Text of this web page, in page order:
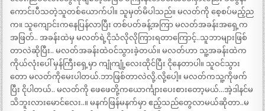
ကောင်းပီသတဲ့သူတစ်ယောက်ပါ။ သူမှတ်မိပါသည်။ မလတ်ကို စေ့စပ်မည့်ည
က။ သူကျောင်းကနေပြန်လာပြီး တစ်ပတ်ခန့်အကြာ မလတ်အခန်းအရှေ့က
အဖြတ်.. အခန်းထဲမှ မလတ်ရဲ့ငိုသံလိုလိုကြားရတာကြောင့်..သူဘာများဖြစ်
တာလဲဆိုပြီး.. မလတ်အခန်းထဲဝင်သွားခဲ့တယ်။ မလတ်ဟာ သူ့အခန်းထဲက
ကိုယ်လုံးပေါ် မှန်ကြီးရှေ့မှာ ကျုံကျုံ့လေးထိုင်ပြီး ငိုနေတာပါ။ သူဝင်သွား
တော မလတ်ကိုမေးပါတယ်.ဘာဖြစ်တာလဲလို့.လို့ပေါ့။ မလတ်ကသူ့ကိုဖက်
ပြီး ငိုပါတယ်.. မလတ်ကို ဖေဖေတို့ကယောင်္ကျားပေးစားတော့မယ်…အဲ့ဒါနင်မ
သိဘူးလားမောင်လေး..။ မနက်ဖြန်မနက်မှာ ဧည့်သည်တွေလာမယ်ဆိုတာ..မ